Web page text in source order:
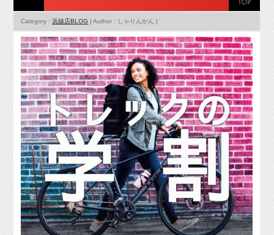
Category :浜線店BLOG | Author : しゃりんかん |